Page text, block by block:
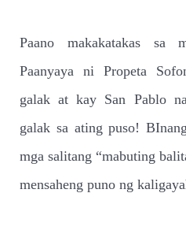
Paano makakatakas sa
Paanyaya ni Propeta
galak at kay San Pablo
galak sa ating puso!
mga salitang “mabuting
mensaheng puno ng